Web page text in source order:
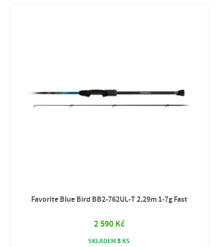
Favorite Blue Bird BB2‑762UL‑T 2.29m 1‑7g Fast
2 590 Kč
SKLADEM5 KS